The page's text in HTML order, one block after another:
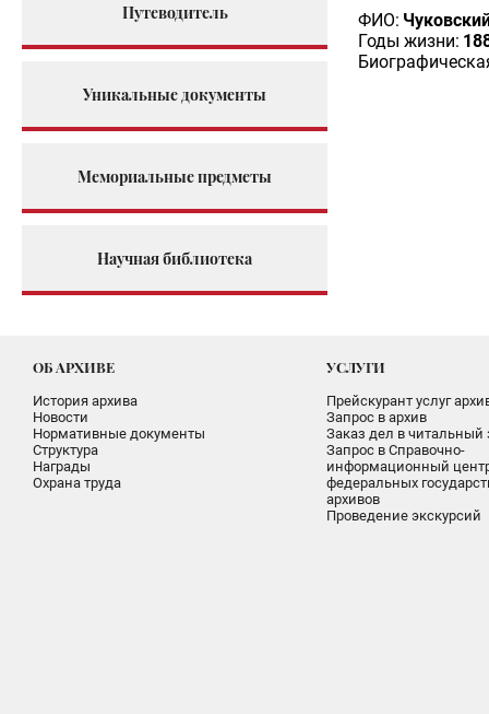
Путеводитель
Уникальные документы
Мемориальные предметы
Научная библиотека
ФИО:
Годы жизни:
ОБ АРХИВЕ
История архива
Новости
Нормативные документы
Структура
Награды
Охрана труда
УСЛУГИ
Прейскурант услуг
Запрос в архив
Заказ дел в читальный
Запрос в Справочно-
информационный
федеральных
архивов
Проведение экскурсий